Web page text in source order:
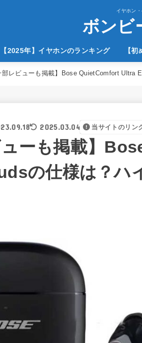
イヤホン
ボンビ
【2025年】イヤホンのランキング 【
部レビューも掲載】Bose QuietComfort Ultra
2025.03.04 当サイトのリン
ューも掲載】
の仕様は？ハ